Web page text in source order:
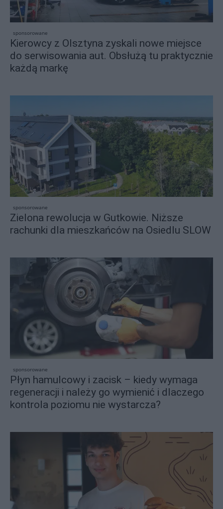
sponsorowane
Kierowcy z Olsztyna zyskali nowe miejsce
do serwisowania aut. Obsłużą tu praktycznie
każdą markę
sponsorowane
Zielona rewolucja w Gutkowie. Niższe
rachunki dla mieszkańców na Osiedlu SLOW
sponsorowane
Płyn hamulcowy i zacisk – kiedy wymaga
regeneracji i należy go wymienić i dlaczego
kontrola poziomu nie wystarcza?